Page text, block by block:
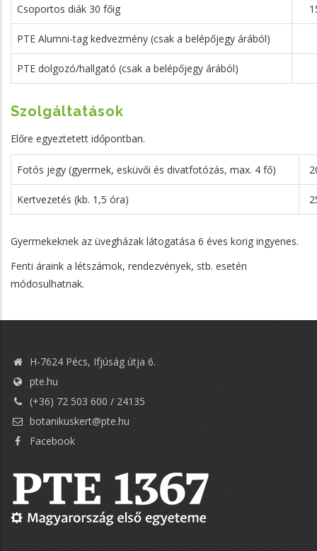
Csoportos diák 30 főig
PTE Alumni-tag kedvezmény (csak a belépőjegy árából)
PTE dolgozó/hallgató (csak a belépőjegy árából)
Szolgáltatások
Előre egyeztetett időpontban.
Fotós jegy (gyermek, esküvői és divatfotózás, max. 4 fő)
Kertvezetés (kb. 1,5 óra)
Gyermekeknek az üvegházak látogatása 6 éves korig ingyenes.
Fenti áraink a létszámok, rendezvények, stb. esetén
módosulhatnak.
H-7624 Pécs, Ifjúság útja 6.
pte.hu
(+36) 72 503 600 / 24135
botanikuskert@pte.hu
Facebook